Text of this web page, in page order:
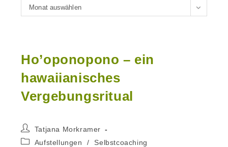
Archiv
Monat auswählen
Ho’oponopono – ein
hawaiianisches
Vergebungsritual
Beitrags-
Autor:
Tatjana Morkramer
Beitrags-
Aufstellungen / Selbstcoaching